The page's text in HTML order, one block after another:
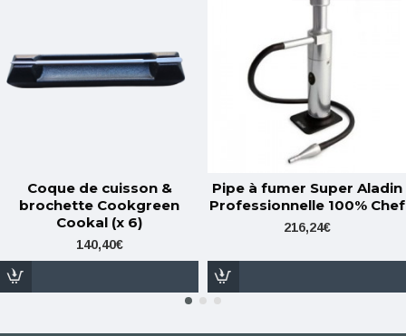
Coque de cuisson &
brochette Cookgreen
Cookal (x 6)
140,40€
Pipe à fumer Super Aladin
Professionnelle 100% Chef
216,24€